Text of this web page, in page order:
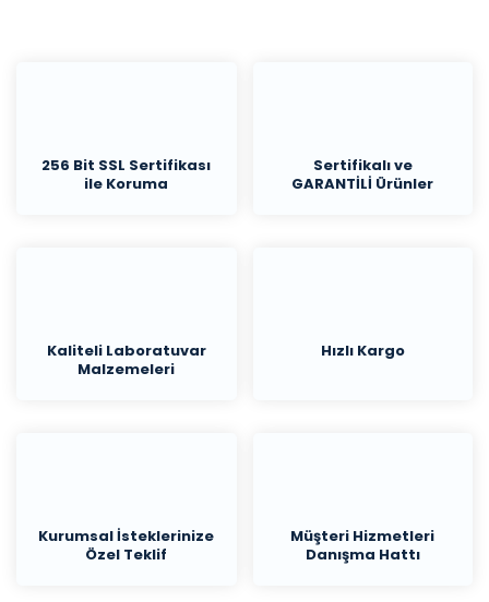
256 Bit SSL Sertifikası
ile Koruma
Sertifikalı ve
GARANTİLİ Ürünler
Kaliteli Laboratuvar
Malzemeleri
Hızlı Kargo
Kurumsal İsteklerinize
Özel Teklif
Müşteri Hizmetleri
Danışma Hattı